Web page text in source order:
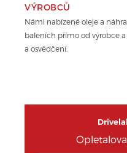
VÝROBCŮ
Námi nabízené oleje a
baleních přímo od výrobce
a osvědčení.
Opletalova